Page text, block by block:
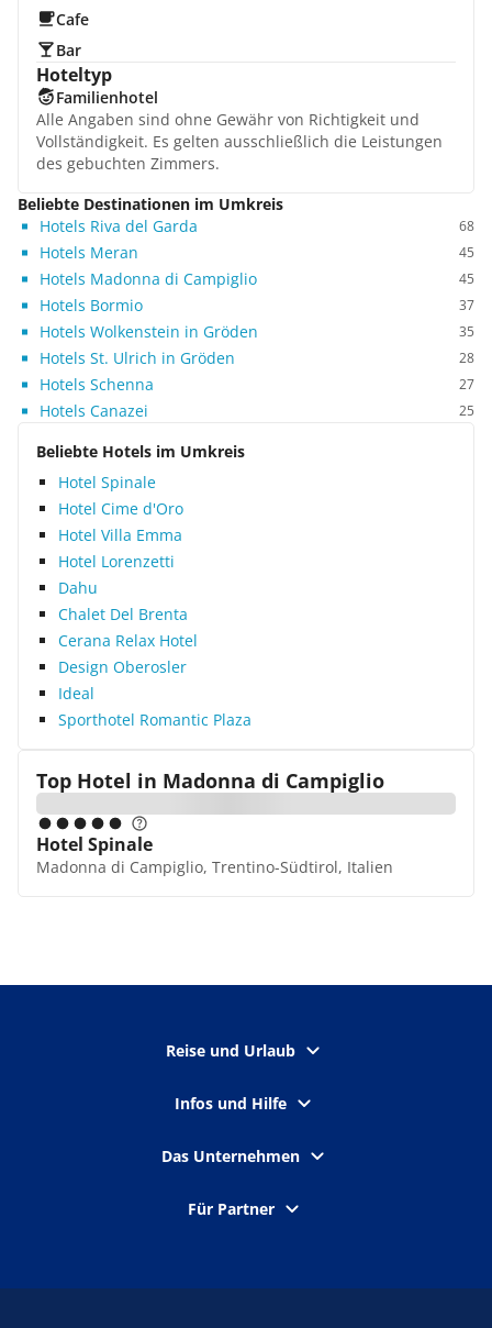
Cafe
Bar
Hoteltyp
Familienhotel
Alle Angaben sind ohne Gewähr von Richtigkeit und
Vollständigkeit. Es gelten ausschließlich die Leistungen
des gebuchten Zimmers.
Beliebte Destinationen im Umkreis
Hotels Riva del Garda
68
Hotels Meran 45
Hotels Madonna di Campiglio 45
Hotels Bormio 37
Hotels Wolkenstein in Gröden 35
Hotels St. Ulrich in Gröden 28
Hotels Schenna 27
Hotels Canazei 25
Beliebte Hotels im Umkreis
Hotel Spinale
Hotel Cime d'Oro
Hotel Villa Emma
Hotel Lorenzetti
Dahu
Chalet Del Brenta
Cerana Relax Hotel
Design Oberosler
Ideal
Sporthotel Romantic Plaza
Top Hotel in Madonna di Campiglio
Hotel Spinale
Madonna di Campiglio, Trentino-Südtirol, Italien
Reise und Urlaub
Infos und Hilfe
Das Unternehmen
Für Partner